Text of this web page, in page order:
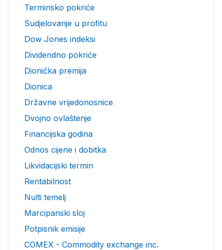
Terminsko pokriće
Sudjelovanje u profitu
Dow Jones indeksi
Dividendno pokriće
Dionička premija
Dionica
Državne vrijedonosnice
Dvojno ovlaštenje
Financijska godina
Odnos cijene i dobitka
Likvidacijski termin
Rentabilnost
Nulti temelj
Marcipanski sloj
Potpisnik emisije
COMEX - Commodity exchange inc.